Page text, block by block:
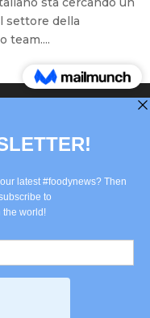
settore della
team....
2022 +49(0)30
Policy